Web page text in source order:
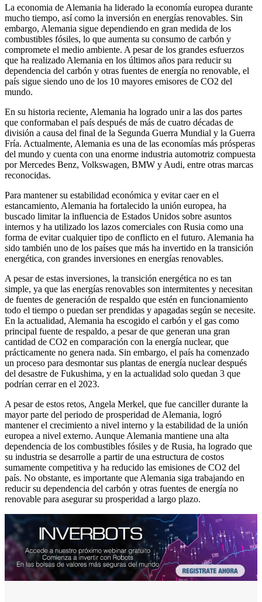
La economia de Alemania ha liderado la economía europea durante
mucho tiempo, así como la inversión en energías renovables. Sin
embargo, Alemania sigue dependiendo en gran medida de los
combustibles fósiles, lo que aumenta su consumo de carbón y
compromete el medio ambiente. A pesar de los grandes esfuerzos
que ha realizado Alemania en los últimos años para reducir su
dependencia del carbón y otras fuentes de energía no renovable, el
país sigue siendo uno de los 10 mayores emisores de CO2 del
mundo.
En su historia reciente, Alemania ha logrado unir a las dos partes
que conformaban el país después de más de cuatro décadas de
división a causa del final de la Segunda Guerra Mundial y la Guerra
Fría. Actualmente, Alemania es una de las economías más prósperas
del mundo y cuenta con una enorme industria automotriz compuesta
por Mercedes Benz, Volkswagen, BMW y Audi, entre otras marcas
reconocidas.
Para mantener su estabilidad económica y evitar caer en el
estancamiento, Alemania ha fortalecido la unión europea, ha
buscado limitar la influencia de Estados Unidos sobre asuntos
internos y ha utilizado los lazos comerciales con Rusia como una
forma de evitar cualquier tipo de conflicto en el futuro. Alemania ha
sido también uno de los países que más ha invertido en la transición
energética, con grandes inversiones en energías renovables.
A pesar de estas inversiones, la transición energética no es tan
simple, ya que las energías renovables son intermitentes y necesitan
de fuentes de generación de respaldo que estén en funcionamiento
todo el tiempo o puedan ser prendidas y apagadas según se necesite.
En la actualidad, Alemania ha escogido el carbón y el gas como
principal fuente de respaldo, a pesar de que generan una gran
cantidad de CO2 en comparación con la energía nuclear, que
prácticamente no genera nada. Sin embargo, el país ha comenzado
un proceso para desmontar sus plantas de energía nuclear después
del desastre de Fukushima, y en la actualidad solo quedan 3 que
podrían cerrar en el 2023.
A pesar de estos retos, Angela Merkel, que fue canciller durante la
mayor parte del periodo de prosperidad de Alemania, logró
mantener el crecimiento a nivel interno y la estabilidad de la unión
europea a nivel externo. Aunque Alemania mantiene una alta
dependencia de los combustibles fósiles y de Rusia, ha logrado que
su industria se desarrolle a partir de una estructura de costos
sumamente competitiva y ha reducido las emisiones de CO2 del
país. No obstante, es importante que Alemania siga trabajando en
reducir su dependencia del carbón y otras fuentes de energía no
renovable para asegurar su prosperidad a largo plazo.